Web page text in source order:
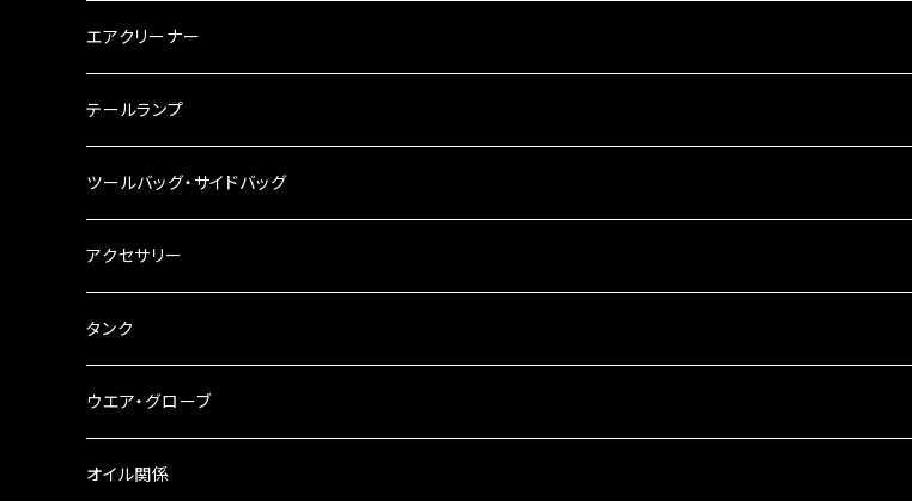
チェーン
工具類
ハンドルパーツ
ハンドルスイッチ
その他
ハンドルポスト
ハンドルブレース
ステアリングダンパー
ブレーキ・クラッチレバー
スマホホルダー
エアクリーナー
テールランプ
ナンバー灯
ツールバッグ・サイドバッグ
ツールバッグ
サイドバッグ
サイドバッグサポート
リアBOX
アクセサリー
USB電源
電装系
タンク
タンク本体
タンクキャップ
ウエア・グローブ
オイル関係